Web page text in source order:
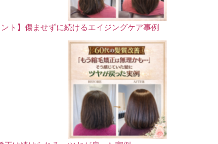
ト】傷ませずに続けるエイジングケア事例